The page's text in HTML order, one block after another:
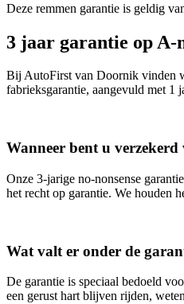
Deze remmen garantie is geldig
3 jaar garantie op
Bij AutoFirst van Doornik vinden
fabrieksgarantie, aangevuld met 1
Wanneer bent u
Onze 3‑jarige no‑nonsense
het recht op garantie. We houden
Wat valt er onder de
De garantie is speciaal bedoeld
een gerust hart blijven rijden,